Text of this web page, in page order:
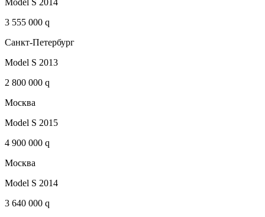
Model S 2014
3 555 000 q
Санкт-Петербург
Model S 2013
2 800 000 q
Москва
Model S 2015
4 900 000 q
Москва
Model S 2014
3 640 000 q